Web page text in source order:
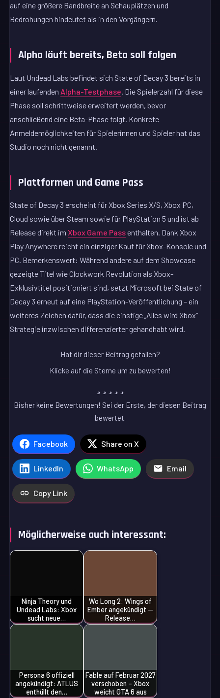
auf eine größere Bandbreite an Schauplätzen und
Bedrohungen hindeutet als in den Vorgängern.
Alpha läuft bereits, Beta soll folgen
Laut Undead Labs befindet sich State of Decay 3 bereits in
einer laufenden Alpha-Testphase. Die Spielerzahl für diese
Phase soll schrittweise erweitert werden, bevor
anschließend eine Beta-Phase folgt. Konkrete
Anmeldemöglichkeiten für Spielerinnen und Spieler hat das
Studio noch nicht genannt.
Plattformen und Game Pass
State of Decay 3 erscheint für Xbox Series X/S, Xbox PC,
Cloud sowie über Steam sowie für PlayStation 5 und ist ab
Release direkt imXbox Game Passenthalten. Dank Xbox
Play Anywhere reicht ein einziger Kauf für Xbox-Konsole und
PC. Bemerkenswert: Während andere auf dem Showcase
gezeigte Titel wie Clockwork Revolution als Xbox-
Exklusivtitel positioniert sind, setzt Microsoft bei State of
Decay 3 erneut auf eine PlayStation-Veröffentlichung – ein
weiteres Zeichen dafür, dass die einstige „Alles wird Xbox“-
Strategie inzwischen differenzierter gehandhabt wird.
Hat dir dieser Beitrag gefallen?
Klicke auf die Sterne um zu bewerten!
Bisher keine Bewertungen! Sei der Erste, der diesen Beitrag
bewertet.
Facebook Share on X
LinkedIn WhatsApp Email
Copy Link
Möglicherweise auch interessant:
Ninja Theory und
Undead Labs: Xbox
sucht neue…
Wo Long 2: Wings of
Ember angekündigt —
Release…
Persona 6 offiziell
angekündigt: ATLUS
enthüllt den…
Fable auf Februar 2027
verschoben – Xbox
weicht GTA 6 aus